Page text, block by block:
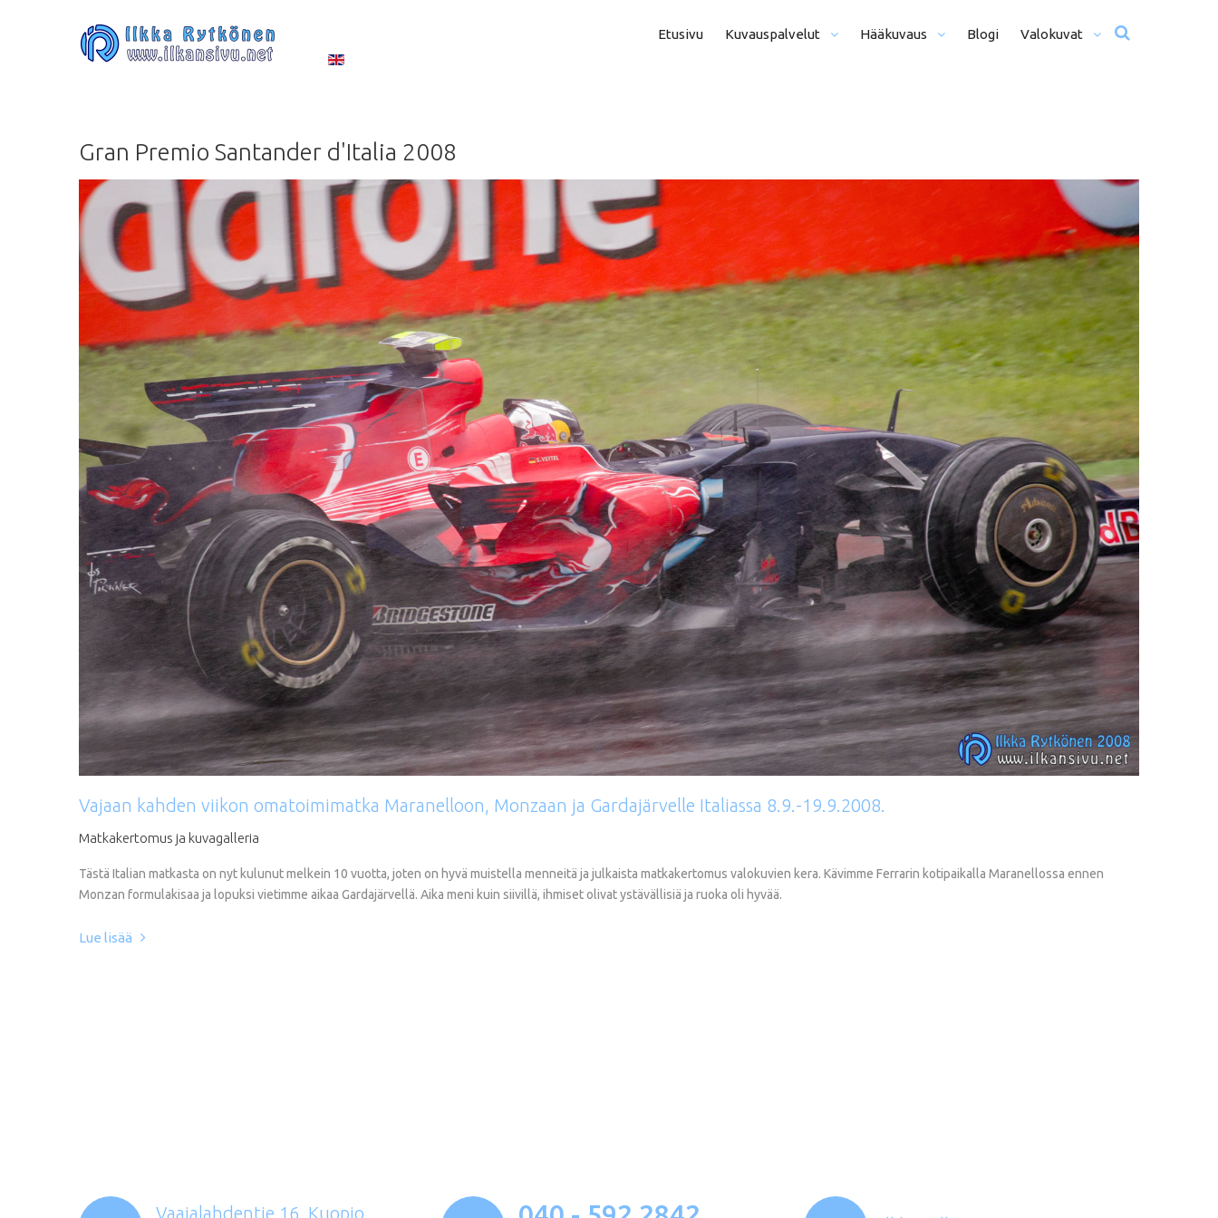
Etusivu Kuvauspalvelut
Valmistujaiskuvaus
Juhla- Ja Tapahtumakuvaus
Hautajaiskuvaus
Yrityskuvaus
Hääkuvaus
Puoli Päivää (5h)
Miljöömuotokuvaus
Vihkiseremonia
Vihkiminen + Miljöömuotokuvaus
Blogi Valokuvat
Sekalaiset
Gran Premio Santander d'Italia 2008
Vajaan kahden viikon omatoimimatka Maranelloon, Monzaan ja Gardajärvelle Italiassa 8.9.-19.9.2008.
Matkakertomus ja kuvagalleria
Tästä Italian matkasta on nyt kulunut melkein 10 vuotta, joten on hyvä muistella menneitä ja julkaista matkakertomus valokuvien kera. Kävimme Ferrarin kotipaikalla Maranellossa ennen
Monzan formulakisaa ja lopuksi vietimme aikaa Gardajärvellä. Aika meni kuin siivillä, ihmiset olivat ystävällisiä ja ruoka oli hyvää.
Lue lisää
Vaajalahdentie 16, Kuopio